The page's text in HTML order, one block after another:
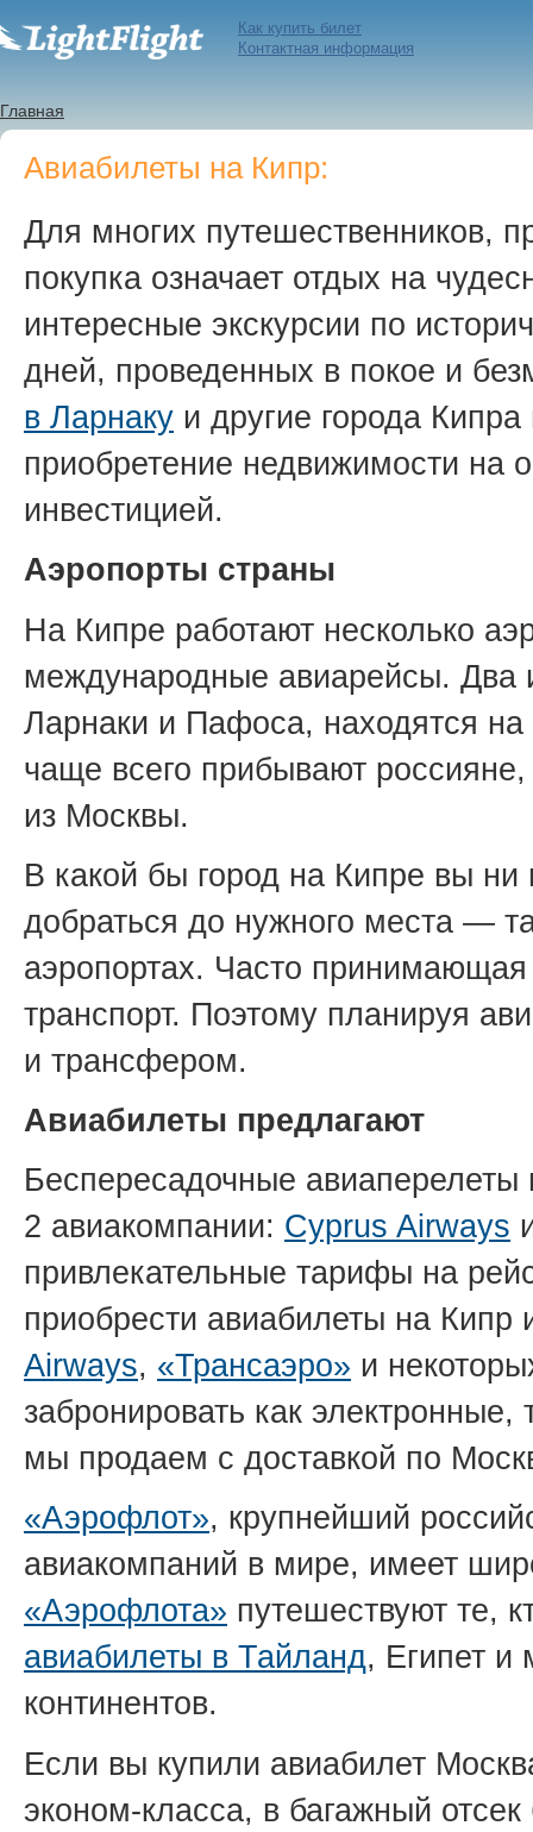
Как купить билет
Контактная информация
Главная
Авиабилеты на Кипр:
Для многих путешественников,
покупка означает отдых на
интересные экскурсии по
дней, проведенных в покое и
в Ларнаку и другие города
приобретение недвижимости на
инвестицией.
Аэропорты страны
На Кипре работают несколько
международные авиарейсы. Два
Ларнаки и Пафоса, находятся
чаще всего прибывают
из Москвы.
В какой бы город на Кипре вы
добраться до нужного места —
аэропортах. Часто принимающая
транспорт. Поэтому планируя
и трансфером.
Авиабилеты предлагают
Беспересадочные
2 авиакомпании: Cyprus Airways
привлекательные тарифы на
приобрести авиабилеты на
Airways, «Трансаэро» и
забронировать как
мы продаем с доставкой по
«Аэрофлот», крупнейший
авиакомпаний в мире, имеет
«Аэрофлота» путешествуют те,
авиабилеты в Тайланд, Египет и
континентов.
Если вы купили авиабилет
эконом-класса, в багажный